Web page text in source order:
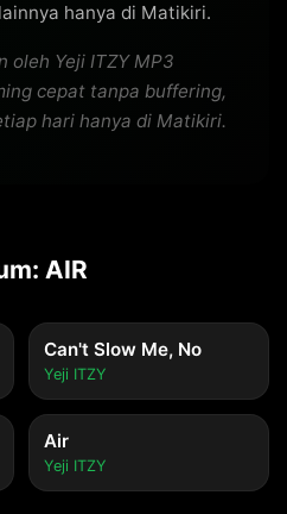
hanya di Matikiri.
oleh Yeji ITZY MP3
cepat tanpa buffering,
hari hanya di Matikiri.
AIR
Can't Slow Me, No
Yeji ITZY
Air
Yeji ITZY